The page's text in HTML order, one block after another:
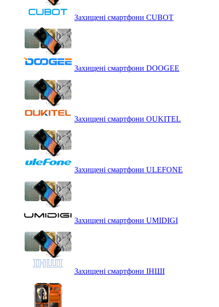
Захищені смартфони CUBOT
Захищені смартфони DOOGEE
Захищені смартфони OUKITEL
Захищені смартфони ULEFONE
Захищені смартфони UMIDIGI
Захищені смартфони ІНШІ